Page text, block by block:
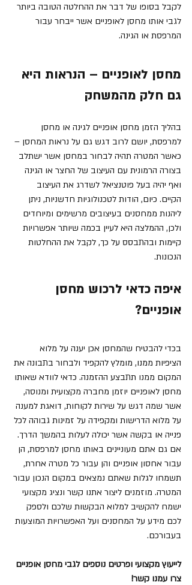
לקבל בסופו של דבר את ההחלטה הטובה ביותר
לגבי אותו מחסן לאופניים אשר ייבחר עבור
המרפסת או הגינה.
מחסן לאופניים – הנראות היא
גם חלק מהמשחק
בהליך הזמן מחסן אופניים לגינה או מחסן
למרפסת, יושם לרוב דגש גם על נראות המחסן –
כאשר המטרה תהיה לבחור במחסן אשר ישתלב
בצורה הרמונית עם העיצוב של החצר או הגינה
ואף יהיה בעל פוטנציאל לשדרג את העיצוב
הקיים. כיום, הודות לטכנולוגיות חדשניות, ניתן
ליהנות ממחסנים בעיצובים מרשימים ומיוחדים
ולכן, ההמלצה היא לעיין בכמה שיותר אפשרויות
קיימות ובהתבסס על כך, לקבל את ההחלטות
הנכונות.
איפה כדאי לרכוש מחסן
אופניים?
בכדי להבטיח שהמחסן אכן יענה על מלוא
הציפיות ממנו, מומלץ להקפיד ולבחור בתבונה את
המקום ממנו תתבצע ההזמנה. כדאי לוודא שאותו
מחסן לאופניים יוזמן מחברה מקצועית ומנוסה,
אשר שמה דגש על שירות לקוחות, דואגת למענה
על מלוא הדרישות ומקפידה על זמינות גבוהה לכל
פנייה או בקשה אשר יכולה לעלות בהמשך הדרך.
אם גם אתם מעוניינים באותו מחסן למרפסת, הן
עבור אחסון אופניים והן עבור כל מטרה אחרת,
תשמחו לגלות שאתם נמצאים במקום הנכון עבור
המטרה. מוזמנים ליצור אתנו קשר ונציג מקצועי
ישמח להקשיב למלוא הבקשות שלכם ולספק
לכם מידע על המחסנים ועל האפשרויות המוצעות
בעבורכם.
לייעוץ מקצועי ופרטים נוספים לגבי מחסן אופניים
צרו עמנו קשר!